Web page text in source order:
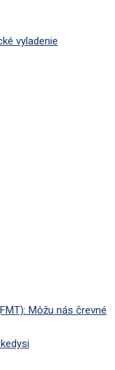
vyladenie
Môžu nás črevné